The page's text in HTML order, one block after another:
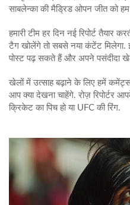
साबलेन्का की मैड्रिड ओपन जीत को हम
हमारी टीम हर दिन नई रिपोर्ट
टैग खोलेंगे तो सबसे नया कंटेंट
पोस्ट पढ़ सकते हैं और अपने पसंदीदा
खेलों में उत्साह बढ़ाने के लिए हमें
आप क्या देखना चाहेंगे. रोज़ रिपोर्टर
क्रिकेट का पिच हो या UFC की रिंग.